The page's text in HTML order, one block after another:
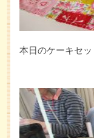
本日のケーキセ